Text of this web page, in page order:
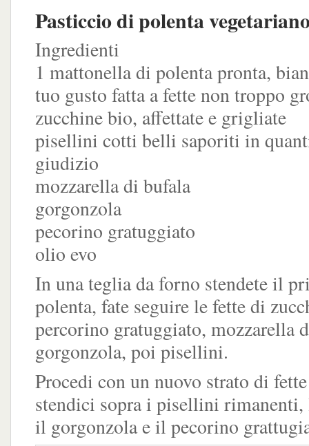
Pasticcio di polenta
Ingredienti
1 mattonella di polenta pronta,
tuo gusto fatta a fette non troppo
zucchine bio, affettate e grigliate
pisellini cotti belli saporiti in
giudizio
mozzarella di bufala
gorgonzola
pecorino gratuggiato
olio evo
In una teglia da forno stendete il
polenta, fate seguire le fette di
percorino gratuggiato, mozzarella
gorgonzola, poi pisellini.
Procedi con un nuovo strato di
stendici sopra i pisellini rimanenti,
il gorgonzola e il pecorino